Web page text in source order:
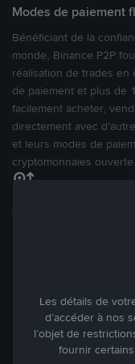
Modes de paiement
Bénéficiant de la
monde, Binance P2P
réalisation de trades en
de paiement et plus de
facilement acheter,
directement avec
et leurs modes de
cryptomonnaies ouverte.
Tradez à des prix
Tradez des cryptos en
des annonces
Blog P2P
Principaux
Les détails de
d’accéder à nos
l’objet de
fournir